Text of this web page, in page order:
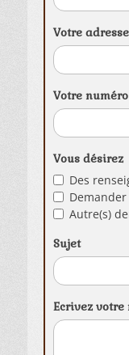
Votre
Votre
Vous désirez
Des
Autre(s)
Sujet
Ecrivez votre